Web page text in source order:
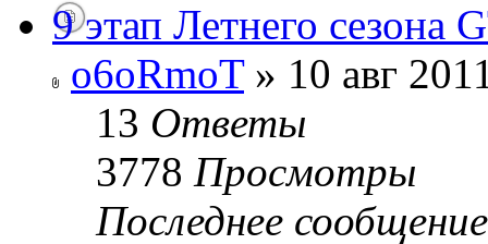
9 этап Летнего сезона
o6oRmoT» 10 авг
13 Ответы
3778 Просмотры
Последнее